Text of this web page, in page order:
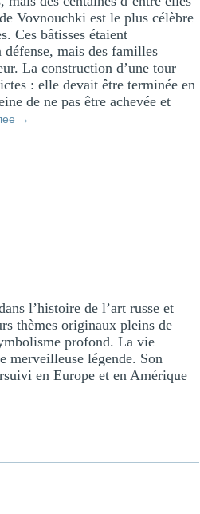
Vovnouchki est le plus célèbre
Ces bâtisses étaient
mais des familles
La construction d’une tour
: elle devait être terminée en
de ne pas être achevée et
→
l’histoire de l’art russe et
thèmes originaux pleins de
profond. La vie
merveilleuse légende. Son
en Europe et en Amérique